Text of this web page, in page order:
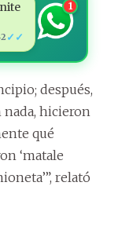
✓✓
1
después,
hicieron
qué
‘matale
relató